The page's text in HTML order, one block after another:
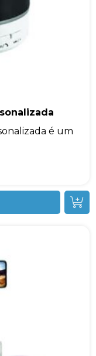
é um